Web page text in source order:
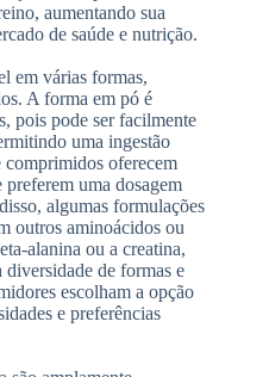
aumentando sua
de saúde e nutrição.
em várias formas,
A forma em pó é
pois pode ser facilmente
uma ingestão
comprimidos oferecem
preferem uma dosagem
algumas formulações
outros aminoácidos ou
alanina ou a creatina,
diversidade de formas e
escolham a opção
e preferências